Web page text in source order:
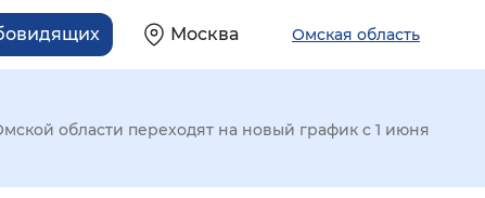
Москва Омская область
области переходят на новый график с 1 июня